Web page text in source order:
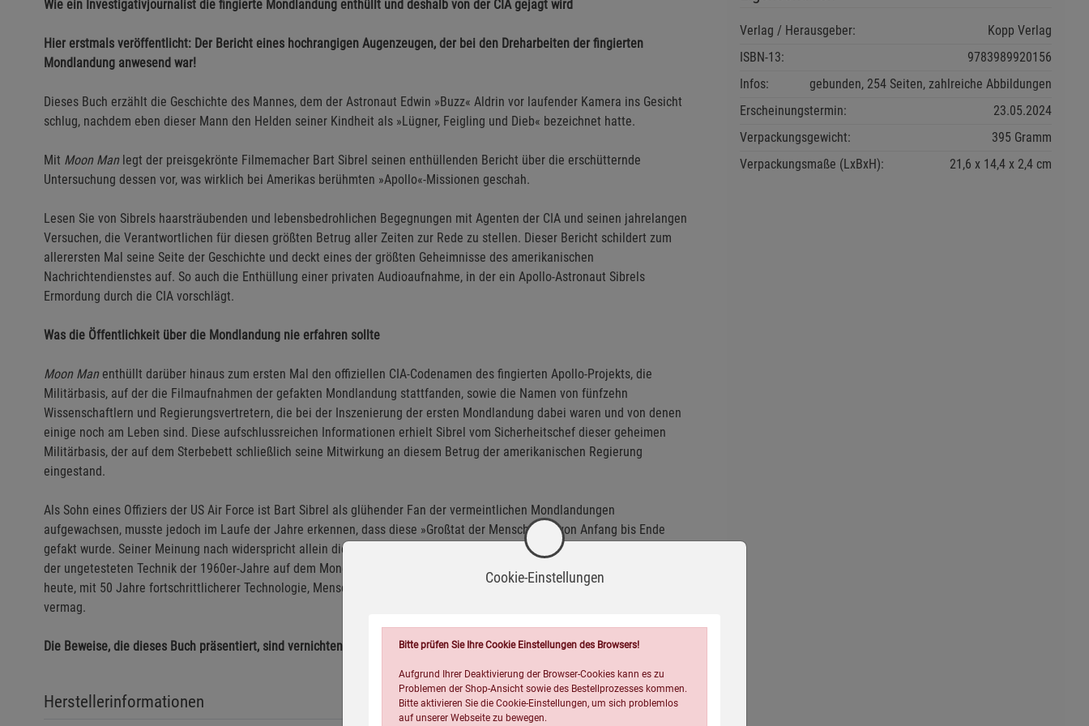
Wie ein Investigativjournalist die fingierte Mondlandung enthüllt und deshalb von der CIA gejagt wird
Hier erstmals veröffentlicht: Der Bericht eines hochrangigen Augenzeugen, der bei den Dreharbeiten der fingierten
Mondlandung anwesend war!
Dieses Buch erzählt die Geschichte des Mannes, dem der Astronaut Edwin »Buzz« Aldrin vor laufender Kamera ins Gesicht
schlug, nachdem eben dieser Mann den Helden seiner Kindheit als »Lügner, Feigling und Dieb« bezeichnet hatte.
Mit Moon Man legt der preisgekrönte Filmemacher Bart Sibrel seinen enthüllenden Bericht über die erschütternde
Untersuchung dessen vor, was wirklich bei Amerikas berühmten »Apollo«-Missionen geschah.
Lesen Sie von Sibrels haarsträubenden und lebensbedrohlichen Begegnungen mit Agenten der CIA und seinen jahrelangen
Versuchen, die Verantwortlichen für diesen größten Betrug aller Zeiten zur Rede zu stellen. Dieser Bericht schildert zum
allerersten Mal seine Seite der Geschichte und deckt eines der größten Geheimnisse des amerikanischen
Nachrichtendienstes auf. So auch die Enthüllung einer privaten Audioaufnahme, in der ein Apollo-Astronaut Sibrels
Ermordung durch die CIA vorschlägt.
Was die Öffentlichkeit über die Mondlandung nie erfahren sollte
Moon Man enthüllt darüber hinaus zum ersten Mal den offiziellen CIA-Codenamen des fingierten Apollo-Projekts, die
Militärbasis, auf der die Filmaufnahmen der gefakten Mondlandung stattfanden, sowie die Namen von fünfzehn
Wissenschaftlern und Regierungsvertretern, die bei der Inszenierung der ersten Mondlandung dabei waren und von denen
einige noch am Leben sind. Diese aufschlussreichen Informationen erhielt Sibrel vom Sicherheitschef dieser geheimen
Militärbasis, der auf dem Sterbebett schließlich seine Mitwirkung an diesem Betrug der amerikanischen Regierung
eingestand.
Als Sohn eines Offiziers der US Air Force ist Bart Sibrel als glühender Fan der vermeintlichen Mondlandungen
aufgewachsen, musste jedoch im Laufe der Jahre erkennen, dass diese »Großtat der Menschheit« von Anfang bis Ende
gefakt wurde. Seiner Meinung nach widerspricht allein die Behauptung, Astronauten seien beim allerersten Versuch und mit
der ungetesteten Technik der 1960er-Jahre auf dem Mond herumspaziert, einfach jeder Logik, insbesondere, da die Welt
heute, mit 50 Jahre fortschrittlicherer Technologie, Menschen nur ein Tausendstel der damaligen Distanz ins All zu schicken
vermag.
Die Beweise, die dieses Buch präsentiert, sind vernichtend!
Herstellerinformationen
Verlag / Herausgeber:
Kopp Verlag
ISBN-13:
9783989920156
Infos:
gebunden, 254 Seiten, zahlreiche Abbildungen
Erscheinungstermin:
23.05.2024
Verpackungsgewicht:
395 Gramm
Verpackungsmaße (LxBxH):
21,6 14,4 2,4cm
Cookie-Einstellungen
Bitte prüfen Sie Ihre Cookie Einstellungen des Browsers!
Aufgrund Ihrer Deaktivierung der Browser-Cookies kann es zu
Problemen der Shop-Ansicht sowie des Bestellprozesses kommen.
Bitte aktivieren Sie die Cookie-Einstellungen, um sich problemlos
auf unserer Webseite zu bewegen.